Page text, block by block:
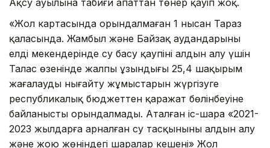
«Жол картасында орындалмаған 1 нысан Тараз
қаласында. Жамбыл және Байзақ аудандарының
елді мекендерінде су басу қаупінің алдын алу үшін
Талас өзенінде жалпы ұзындығы 25,4 шақырым
жағалауды нығайту жұмыстарын жүргізуге
республикалық бюджеттен қаражат бөлінбеуіне
байланысты орындалмады. Аталған іс-шара «2021-
2023 жылдарға арналған су тасқынының алдын алу
және жою жөніндегі шаралар кешені» Жол